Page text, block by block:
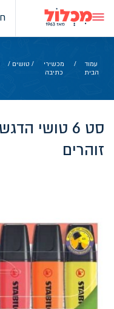
content
עמוד
הבית
/
מכשירי
כתיבה
/ טושים /
זוהרים